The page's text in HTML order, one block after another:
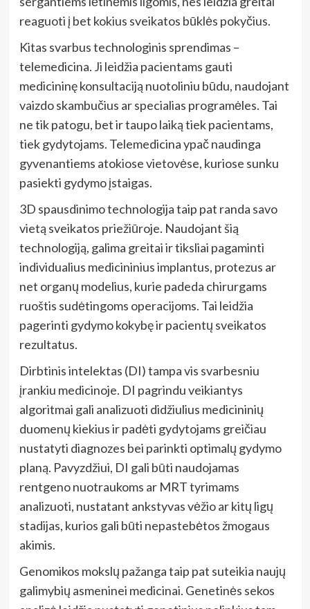
reaguoti į bet kokius sveikatos būklės pokyčius.
Kitas svarbus technologinis sprendimas –
telemedicina. Ji leidžia pacientams gauti
medicininę konsultaciją nuotoliniu būdu, naudojant
vaizdo skambučius ar specialias programėles. Tai
ne tik patogu, bet ir taupo laiką tiek pacientams,
tiek gydytojams. Telemedicina ypač naudinga
gyvenantiems atokiose vietovėse, kuriose sunku
pasiekti gydymo įstaigas.
3D spausdinimo technologija taip pat randa savo
vietą sveikatos priežiūroje. Naudojant šią
technologiją, galima greitai ir tiksliai pagaminti
individualius medicininius implantus, protezus ar
net organų modelius, kurie padeda chirurgams
ruoštis sudėtingoms operacijoms. Tai leidžia
pagerinti gydymo kokybę ir pacientų sveikatos
rezultatus.
Dirbtinis intelektas (DI) tampa vis svarbesniu
įrankiu medicinoje. DI pagrindu veikiantys
algoritmai gali analizuoti didžiulius medicininių
duomenų kiekius ir padėti gydytojams greičiau
nustatyti diagnozes bei parinkti optimalų gydymo
planą. Pavyzdžiui, DI gali būti naudojamas
rentgeno nuotraukoms ar MRT tyrimams
analizuoti, nustatant ankstyvas vėžio ar kitų ligų
stadijas, kurios gali būti nepastebėtos žmogaus
akimis.
Genomikos mokslų pažanga taip pat suteikia naujų
galimybių asmeninei medicinai. Genetinės sekos